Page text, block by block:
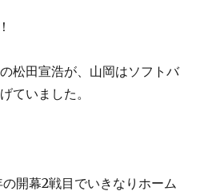
松田宣浩が、山岡はソフトバ
ていました。
開幕2戦目でいきなりホーム